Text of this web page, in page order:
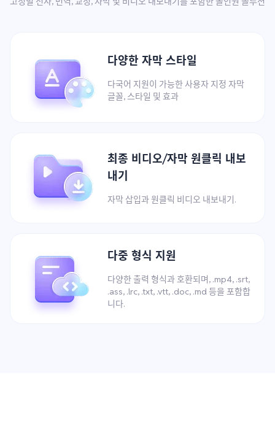
다양한 자막 스타일
다국어 지원이 가능한 사용자 지정 자막
글꼴, 스타일 및 효과
최종 비디오/자막 원클릭 내보
내기
자막 삽입과 원클릭 비디오 내보내기.
다중 형식 지원
다양한 출력 형식과 호환되며, .mp4, .srt,
.ass, .lrc, .txt, .vtt, .doc, .md 등을 포함합
니다.